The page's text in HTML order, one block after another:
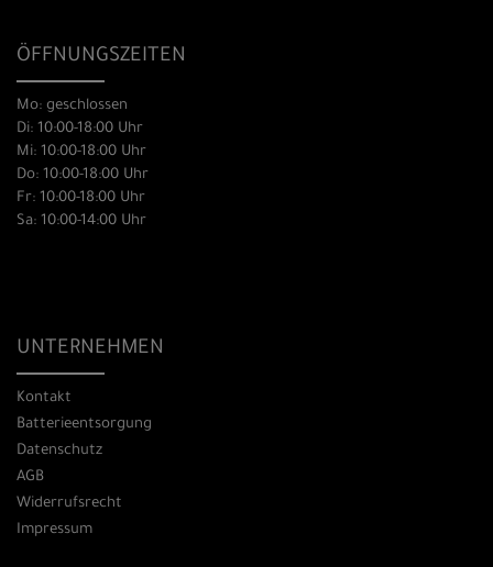
ÖFFNUNGSZEITEN
Mo: geschlossen
Di: 10:00-18:00 Uhr
Mi: 10:00-18:00 Uhr
Do: 10:00-18:00 Uhr
Fr: 10:00-18:00 Uhr
Sa: 10:00-14:00 Uhr
UNTERNEHMEN
Kontakt
Batterieentsorgung
Datenschutz
AGB
Widerrufsrecht
Impressum